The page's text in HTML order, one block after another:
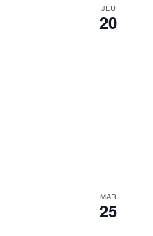
JEU
20
MAR
25